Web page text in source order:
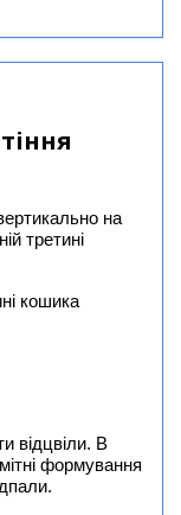
на
третині
кошика
відцвіли. В
формування